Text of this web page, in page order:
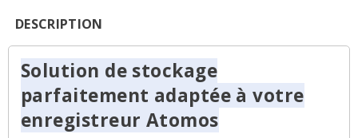
DESCRIPTION
Solution de stockage
parfaitement adaptée à votre
enregistreur Atomos